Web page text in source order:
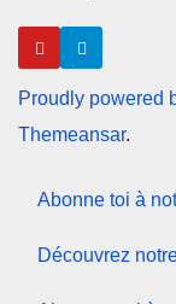
Proudly powered
Themeansar.
Abonne toi à
Découvrez